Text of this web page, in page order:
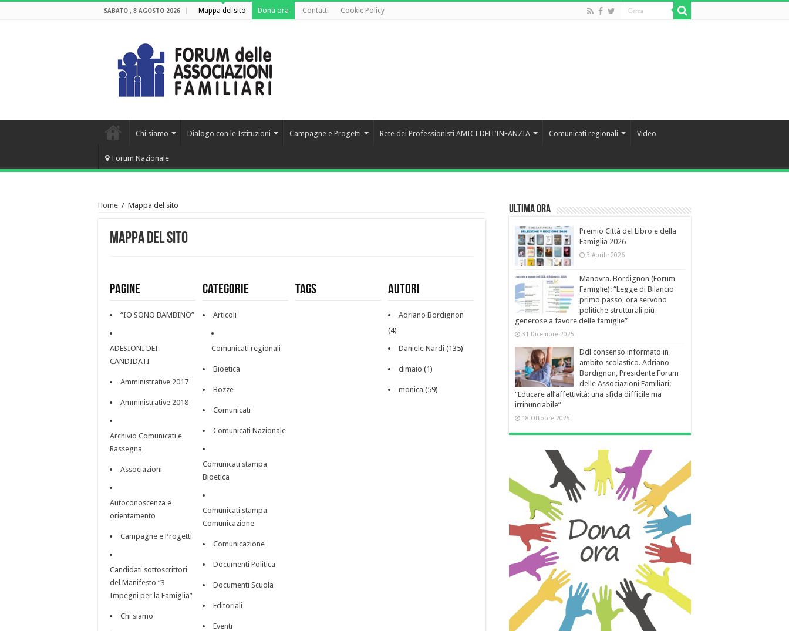
SABATO , 8 AGOSTO 2026 Mappa del sito Dona ora Contatti Cookie Policy
Chi siamo Dialogo con le Istituzioni Campagne e Progetti Rete dei Professionisti AMICI DELL’INFANZIA Comunicati regionali Video
Forum Nazionale
Home / Mappa del sito
Mappa del sito
Pagine
“IO SONO BAMBINO”
ADESIONI DEI
CANDIDATI
Amministrative 2017
Amministrative 2018
Archivio Comunicati e
Rassegna
Associazioni
Autoconoscenza e
orientamento
Campagne e Progetti
Candidati sottoscrittori
del Manifesto “3
Impegni per la Famiglia”
Chi siamo
Categorie
Articoli
Comunicati regionali
Bioetica
Bozze
Comunicati
Comunicati Nazionale
Comunicati stampa
Bioetica
Comunicati stampa
Comunicazione
Comunicazione
Documenti Politica
Documenti Scuola
Editoriali
Eventi
Tags Autori
Adriano Bordignon
(4)
Daniele Nardi (135)
dimaio (1)
monica (59)
Ultima Ora
Premio Città del Libro e della
Famiglia 2026
3 Aprile 2026
Manovra. Bordignon (Forum
Famiglie): “Legge di Bilancio
primo passo, ora servono
politiche strutturali più
generose a favore delle famiglie”
31 Dicembre 2025
Ddl consenso informato in
ambito scolastico. Adriano
Bordignon, Presidente Forum
delle Associazioni Familiari:
“Educare all’affettività: una sfida difficile ma
irrinunciabile”
18 Ottobre 2025